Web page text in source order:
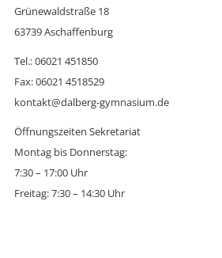
Grünewaldstraße 18
63739 Aschaffenburg
Tel.: 06021 451850
Fax: 06021 4518529
kontakt@dalberg-gymnasium.de
Öffnungszeiten Sekretariat
Montag bis Donnerstag:
7:30 – 17:00 Uhr
Freitag: 7:30 – 14:30 Uhr